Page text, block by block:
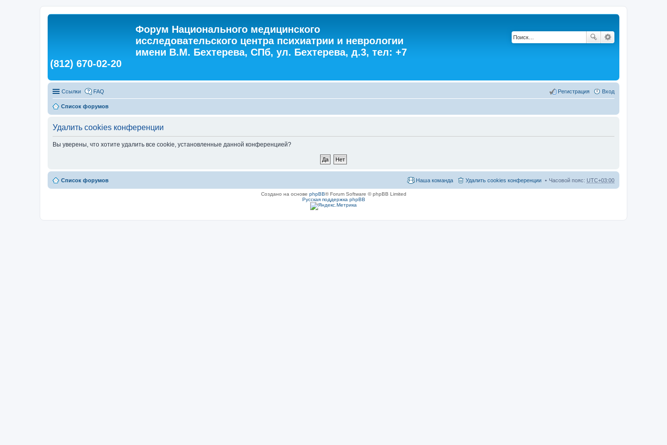
Форум Национального медицинского
исследовательского центра психиатрии и неврологии
имени В.М. Бехтерева, СПб, ул. Бехтерева, д.3, тел: +7
(812) 670-02-20
Ссылки FAQ Вход
Регистрация
Список форумов
Удалить cookies конференции
Вы уверены, что хотите удалить все cookie, установленные данной конференцией?
Список форумов Часовой пояс: UTC+03:00
Удалить cookies конференции
Наша команда
Создано на основе phpBB® Forum Software © phpBB Limited
Русская поддержка phpBB